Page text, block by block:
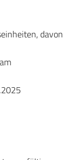
davon